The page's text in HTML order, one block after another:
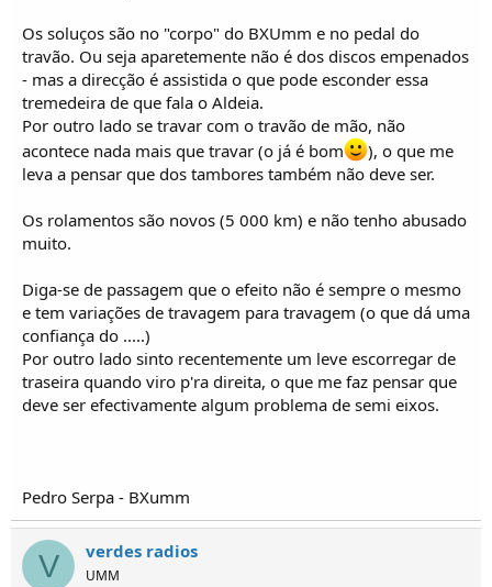
Os soluços são no "corpo" do BXUmm e no pedal do
travão. Ou seja aparetemente não é dos discos empenados
- mas a direcção é assistida o que pode esconder essa
tremedeira de que fala o Aldeia.
Por outro lado se travar com o travão de mão, não
acontece nada mais que travar (o já é bom
), o que me
leva a pensar que dos tambores também não deve ser.
Os rolamentos são novos (5 000 km) e não tenho abusado
muito.
Diga-se de passagem que o efeito não é sempre o mesmo
e tem variações de travagem para travagem (o que dá uma
confiança do .....)
Por outro lado sinto recentemente um leve escorregar de
traseira quando viro p'ra direita, o que me faz pensar que
deve ser efectivamente algum problema de semi eixos.
Pedro Serpa - BXumm
V verdes radios
UMM